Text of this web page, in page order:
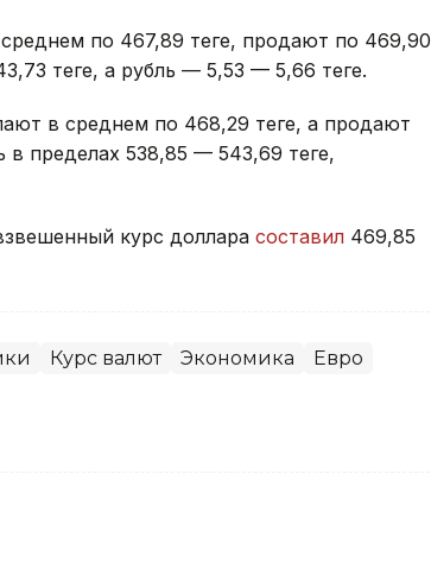
по 467,89 теңге, продают по 469,90
теңге, а рубль — 5,53 — 5,66 теңге.
в среднем по 468,29 теңге, а продают
пределах 538,85 — 543,69 теңге,
курс доллара составил 469,85
Курс валют Экономика Евро